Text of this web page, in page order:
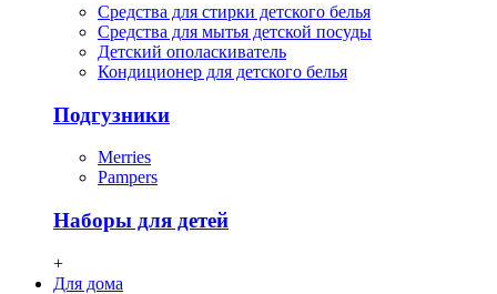
Средства для стирки детского белья
Средства для мытья детской посуды
Детский ополаскиватель
Кондиционер для детского белья
Подгузники
Merries
Pampers
Наборы для детей
+
Для дома